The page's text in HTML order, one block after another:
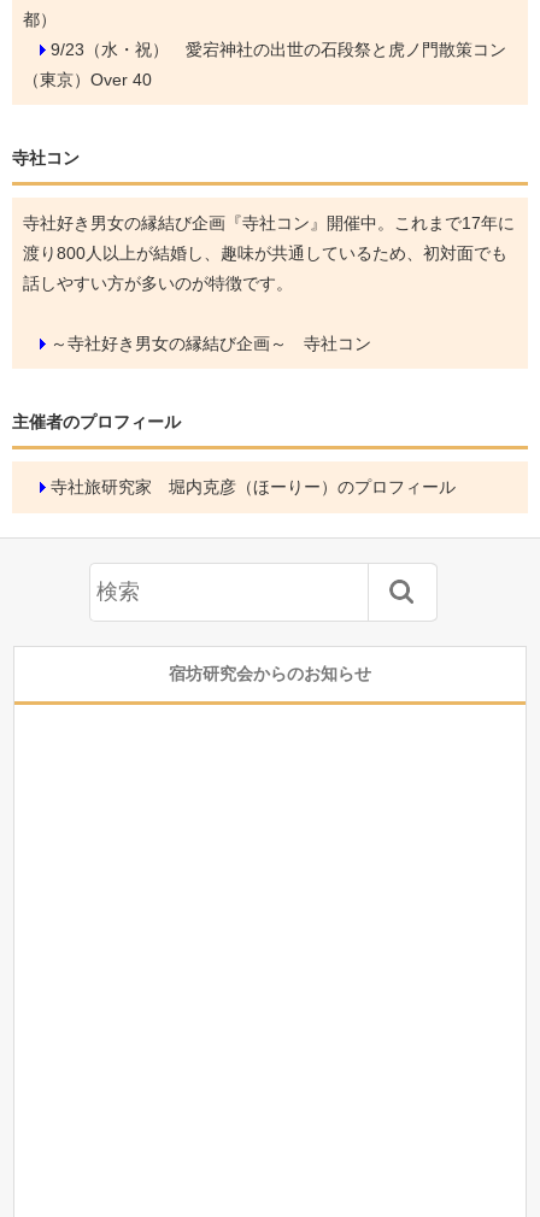
都）
9/23（水・祝） 愛宕神社の出世の石段祭と虎ノ門散策コン
（東京）Over 40
寺社コン
寺社好き男女の縁結び企画『寺社コン』開催中。これまで17年に
渡り800人以上が結婚し、趣味が共通しているため、初対面でも
話しやすい方が多いのが特徴です。
～寺社好き男女の縁結び企画～ 寺社コン
主催者のプロフィール
寺社旅研究家 堀内克彦（ほーりー）のプロフィール
宿坊研究会からのお知らせ